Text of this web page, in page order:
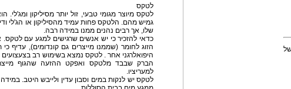
לטקס
לטקס מיוצר מגומי טבעי, זול יותר מסיליקון ומג'לי.
גמיש מהם. הלטקס פחות עמיד מהסיליקון או הג'לי
שלו, אך רבים נהנים ממנו במידה רבה.
כדאי להזכיר כי יש אנשים שרגישים למגע עם
הזוג לחומר (שממנו מייצרים גם קונדומים), עדיף כי
היפואלרגני אחר . לטקס נמצא בשימוש רב בצעצועים
הברק שבבד מלטקס ואפקט ההזעה שהגוף
למעריציו.
לטקס יש לנקות במים וסבון עדין ולייבש היטב.